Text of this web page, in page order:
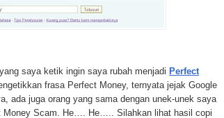
saya ketik ingin saya rubah menjadi Perfect
frasa Perfect Money, ternyata jejak Google
ada juga orang yang sama dengan unek-unek saya
Money Scam. He…. He….. Silahkan lihat hasil copi